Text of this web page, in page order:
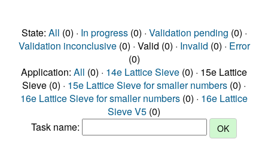
State: All (0) · In progress(0) · Validation pending (0) ·
Validation inconclusive(0) · Valid (0) · Invalid (0) · Error
(0)
Application: All (0) · 14e Lattice Sieve (0) · 15e Lattice
Sieve (0) · 15e Lattice Sieve for smaller numbers (0) ·
16e Lattice Sieve for smaller numbers (0) · 16e Lattice
Sieve V5 (0)
Task name: